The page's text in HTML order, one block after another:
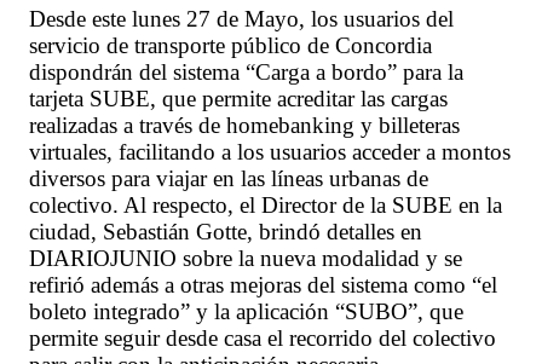
Desde este lunes 27 de Mayo, los usuarios del
servicio de transporte público de Concordia
dispondrán del sistema “Carga a bordo” para la
tarjeta SUBE, que permite acreditar las cargas
realizadas a través de homebanking y billeteras
virtuales, facilitando a los usuarios acceder a montos
diversos para viajar en las líneas urbanas de
colectivo. Al respecto, el Director de la SUBE en la
ciudad, Sebastián Gotte, brindó detalles en
DIARIOJUNIO sobre la nueva modalidad y se
refirió además a otras mejoras del sistema como “el
boleto integrado” y la aplicación “SUBO”, que
permite seguir desde casa el recorrido del colectivo